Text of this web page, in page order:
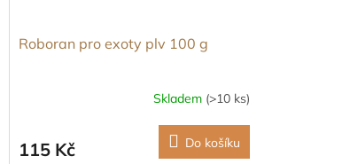
Roboran pro exoty plv 100 g
Skladem (>10 ks)
115 Kč Do košíku